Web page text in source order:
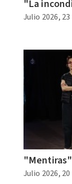
"La
Julio 2026, 23
Julio 2026, 20